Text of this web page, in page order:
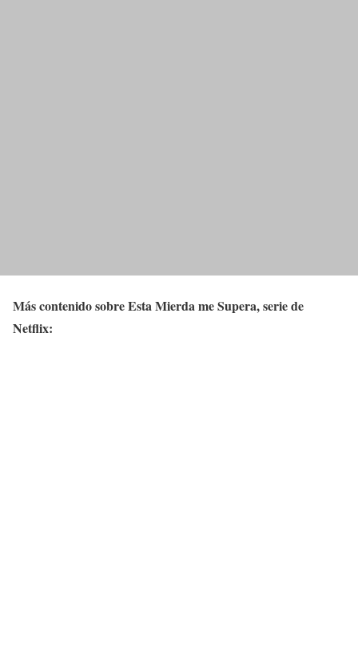
Más contenido sobre Esta Mierda me Supera, serie de
Netflix: